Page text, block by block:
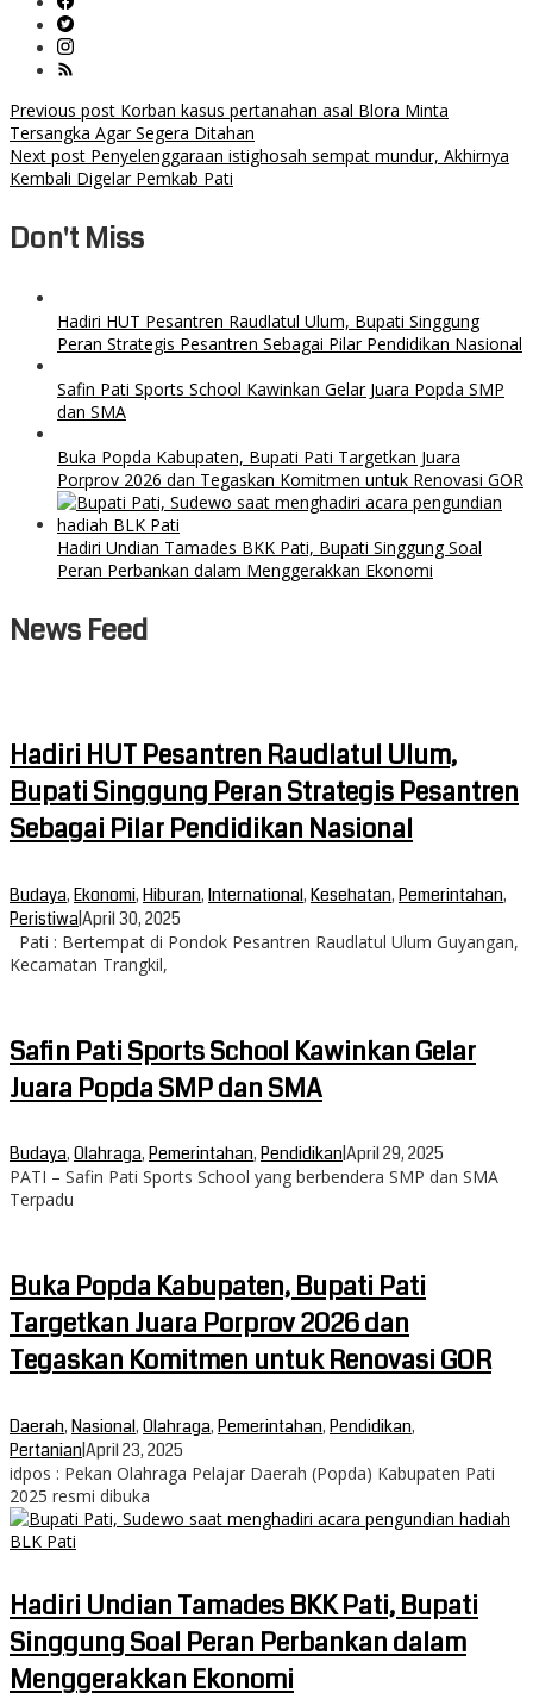
Post
navigation
Previous post Korban kasus pertanahan asal Blora Minta
Tersangka Agar Segera Ditahan
Next post Penyelenggaraan istighosah sempat mundur, Akhirnya
Kembali Digelar Pemkab Pati
Don't Miss
Hadiri HUT Pesantren Raudlatul Ulum, Bupati Singgung
Peran Strategis Pesantren Sebagai Pilar Pendidikan Nasional
Safin Pati Sports School Kawinkan Gelar Juara Popda SMP
dan SMA
Buka Popda Kabupaten, Bupati Pati Targetkan Juara
Porprov 2026 dan Tegaskan Komitmen untuk Renovasi GOR
Hadiri Undian Tamades BKK Pati, Bupati Singgung Soal
Peran Perbankan dalam Menggerakkan Ekonomi
News Feed
Hadiri HUT Pesantren Raudlatul Ulum,
Bupati Singgung Peran Strategis Pesantren
Sebagai Pilar Pendidikan Nasional
Budaya, Ekonomi, Hiburan, International, Kesehatan, Pemerintahan,
Peristiwa|April 30, 2025
Pati : Bertempat di Pondok Pesantren Raudlatul Ulum Guyangan,
Kecamatan Trangkil,
Safin Pati Sports School Kawinkan Gelar
Juara Popda SMP dan SMA
Budaya, Olahraga, Pemerintahan, Pendidikan April 29, 2025
PATI – Safin Pati Sports School yang berbendera SMP dan SMA
Terpadu
Buka Popda Kabupaten, Bupati Pati
Targetkan Juara Porprov 2026 dan
Tegaskan Komitmen untuk Renovasi GOR
Daerah, Nasional, Olahraga, Pemerintahan, Pendidikan,
Pertanian|April 23, 2025
idpos : Pekan Olahraga Pelajar Daerah (Popda) Kabupaten Pati
2025 resmi dibuka
Hadiri Undian Tamades BKK Pati, Bupati
Singgung Soal Peran Perbankan dalam
Menggerakkan Ekonomi